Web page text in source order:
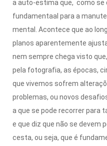
a auto-estima que, como se
fundamentaal para a
mental. Acontece que ao
planos aparentemente
nem sempre chega visto
pela fotografia, as épocas,
que vivemos sofrem
problemas, ou novos
a que se pode recorrer para
e que diz que não se devem
cesta, ou seja, que é